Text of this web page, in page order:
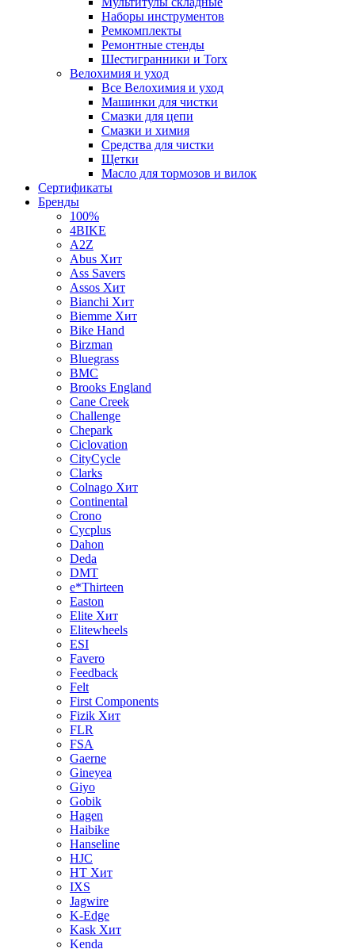
Наборы инструментов
Ремкомплекты
Ремонтные стенды
Шестигранники и Torx
Велохимия и уход
Все Велохимия и уход
Машинки для чистки
Смазки для цепи
Смазки и химия
Средства для чистки
Щетки
Масло для тормозов и вилок
Сертификаты
Бренды
100%
4BIKE
A2Z
Abus Хит
Ass Savers
Assos Хит
Bianchi Хит
Biemme Хит
Bike Hand
Birzman
Bluegrass
BMC
Brooks England
Cane Creek
Challenge
Chepark
Ciclovation
CityCycle
Clarks
Colnago Хит
Continental
Crono
Cycplus
Dahon
Deda
DMT
e*Thirteen
Easton
Elite Хит
Elitewheels
ESI
Favero
Feedback
Felt
First Components
Fizik Хит
FLR
FSA
Gaerne
Gineyea
Giyo
Gobik
Hagen
Haibike
Hanseline
HJC
HT Хит
IXS
Jagwire
K-Edge
Kask Хит
Kenda